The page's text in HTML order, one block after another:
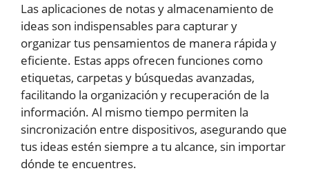
Las aplicaciones de notas y almacenamiento de
ideas son indispensables para capturar y
organizar tus pensamientos de manera rápida y
eficiente. Estas apps ofrecen funciones como
etiquetas, carpetas y búsquedas avanzadas,
facilitando la organización y recuperación de la
información. Al mismo tiempo permiten la
sincronización entre dispositivos, asegurando que
tus ideas estén siempre a tu alcance, sin importar
dónde te encuentres.